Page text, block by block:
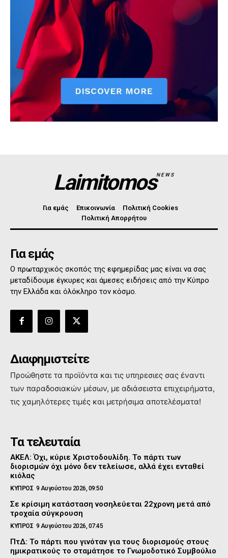
LaimitomosNEWS
Για εμάς Επικοινωνία
Πολιτική Cookies
Πολιτική Απορρήτου
Για εμάς
Ο πρωταρχικός σκοπός της εφημερίδας μας είναι να σας
μεταδίδουμε έγκυρες και άμεσες ειδήσεις από την Κύπρο
την Ελλάδα και όλόκληρο τον κόσμο.
Διαφημιστείτε
Προώθηστε τα προϊόντα και τις υπηρεσιες σας έναντι
των παραδοσιακών μέσων, με αδιάσειστα επιχειρήματα,
τις χαμηλότερες τιμές και μετρήσιμα αποτελέσματα!
Τα τελευταία
ΑΚΕΛ: Όχι, κύριε Χριστοδουλίδη. Το πάρτι των
διορισμών όχι μόνο δεν τελείωσε, αλλά έχει ενταθεί
κιόλας
ΚΥΠΡΟΣ 9 Αυγούστου 2026, 09:50
Σε κρίσιμη κατάσταση νοσηλεύεται 22χρονη μετά από
τροχαία σύγκρουση
ΚΥΠΡΟΣ 9 Αυγούστου 2026, 07:45
ΠτΔ: Το πάρτι που γινόταν για τους διορισμούς στους
ημικρατικούς το σταμάτησε το Γνωμοδοτικό Συμβούλιο